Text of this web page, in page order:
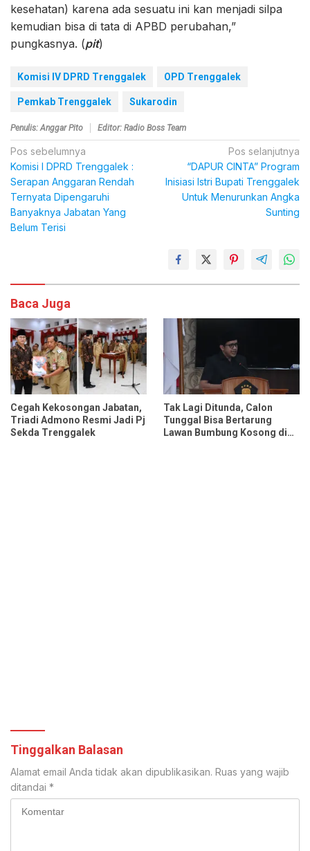
kesehatan) karena ada sesuatu ini kan menjadi silpa
kemudian bisa di tata di APBD perubahan,”
pungkasnya. (pit)
Komisi IV DPRD Trenggalek OPD Trenggalek
Pemkab Trenggalek Sukarodin
Penulis: Anggar Pito Editor: Radio Boss Team
Navigasi
pos
Pos sebelumnya
Komisi l DPRD Trenggalek :
Serapan Anggaran Rendah
Ternyata Dipengaruhi
Banyaknya Jabatan Yang
Belum Terisi
Pos selanjutnya
“DAPUR CINTA” Program
Inisiasi Istri Bupati Trenggalek
Untuk Menurunkan Angka
Sunting
Baca Juga
Cegah Kekosongan Jabatan,
Triadi Admono Resmi Jadi Pj
Sekda Trenggalek
Tak Lagi Ditunda, Calon
Tunggal Bisa Bertarung
Lawan Bumbung Kosong di
Tinggalkan Balasan
Alamat email Anda tidak akan dipublikasikan. Ruas yang wajib
ditandai *